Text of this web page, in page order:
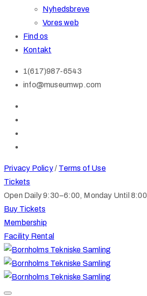
Nyhedsbreve
Vores web
Find os
Kontakt
1(617)987-6543
info@museumwp.com
Privacy Policy/ Terms of Use
Tickets
Open Daily 9:30–6:00, Monday Until 8:00
Buy Tickets
Membership
Facility Rental